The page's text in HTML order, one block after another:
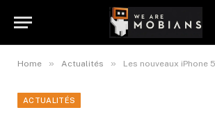
Home » Actualités » Les nouveaux iPhone 5C et 5S seraient
ACTUALITÉS